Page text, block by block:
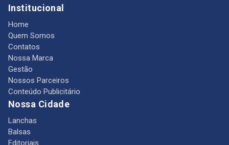
Institucional
Home
Quem Somos
Contatos
Nossa Marca
Gestão
Nossos Parceiros
Conteúdo Publicitário
Nossa Cidade
Lanchas
Balsas
Editoriais